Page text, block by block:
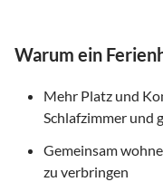
Warum ein
Mehr Platz und
Schlafzimmer und
Gemeinsam
zu verbringen